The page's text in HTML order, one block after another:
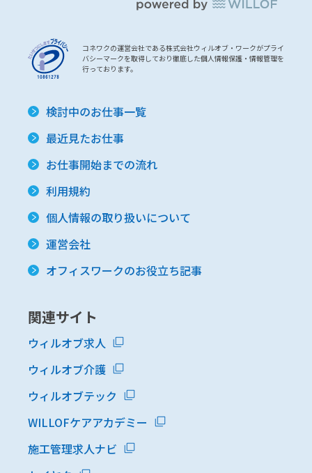
コネワクの運営会社である株式会社ウィルオブ・ワークがプライ
バシーマークを取得しており徹底した個人情報保護・情報管理を
行っております。
検討中のお仕事一覧
最近見たお仕事
お仕事開始までの流れ
利用規約
個人情報の取り扱いについて
運営会社
オフィスワークのお役立ち記事
関連サイト
ウィルオブ求人
ウィルオブ介護
ウィルオブテック
WILLOFケアアカデミー
施工管理求人ナビ